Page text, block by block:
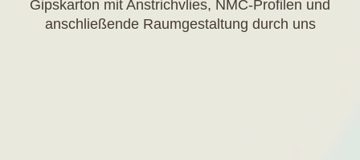
Gipskarton mit Anstrichvlies, NMC-Profilen und
anschließende Raumgestaltung durch uns